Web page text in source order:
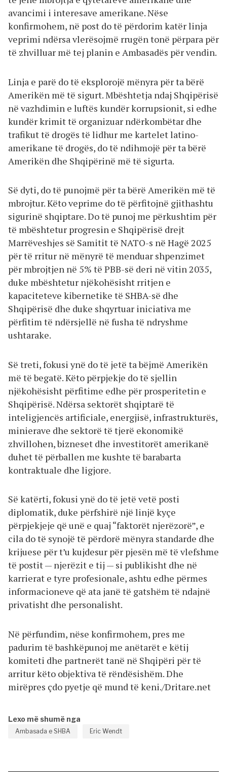
avancimi i interesave amerikane. Nëse
konfirmohem, në post do të përdorim katër linja
veprimi ndërsa vlerësojmë rrugën tonë përpara për
të zhvilluar më tej planin e Ambasadës për vendin.
Linja e parë do të eksplorojë mënyra për ta bërë
Amerikën më të sigurt. Mbështetja ndaj Shqipërisë
në vazhdimin e luftës kundër korrupsionit, si edhe
kundër krimit të organizuar ndërkombëtar dhe
trafikut të drogës të lidhur me kartelet latino-
amerikane të drogës, do të ndihmojë për ta bërë
Amerikën dhe Shqipërinë më të sigurta.
Së dyti, do të punojmë për ta bërë Amerikën më të
mbrojtur. Këto veprime do të përfitojnë gjithashtu
sigurinë shqiptare. Do të punoj me përkushtim për
të mbështetur progresin e Shqipërisë drejt
Marrëveshjes së Samitit të NATO-s në Hagë 2025
për të rritur në mënyrë të menduar shpenzimet
për mbrojtjen në 5% të PBB-së deri në vitin 2035,
duke mbështetur njëkohësisht rritjen e
kapaciteteve kibernetike të SHBA-së dhe
Shqipërisë dhe duke shqyrtuar iniciativa me
përfitim të ndërsjellë në fusha të ndryshme
ushtarake.
Së treti, fokusi ynë do të jetë ta bëjmë Amerikën
më të begatë. Këto përpjekje do të sjellin
njëkohësisht përfitime edhe për prosperitetin e
Shqipërisë. Ndërsa sektorët shqiptarë të
inteligjencës artificiale, energjisë, infrastrukturës,
minierave dhe sektorë të tjerë ekonomikë
zhvillohen, bizneset dhe investitorët amerikanë
duhet të përballen me kushte të barabarta
kontraktuale dhe ligjore.
Së katërti, fokusi ynë do të jetë vetë posti
diplomatik, duke përfshirë një linjë kyçe
përpjekjeje që unë e quaj “faktorët njerëzorë”, e
cila do të synojë të përdorë mënyra standarde dhe
krijuese për t’u kujdesur për pjesën më të vlefshme
të postit — njerëzit e tij — si publikisht dhe në
karrierat e tyre profesionale, ashtu edhe përmes
informacioneve që ata janë të gatshëm të ndajnë
privatisht dhe personalisht.
Në përfundim, nëse konfirmohem, pres me
padurim të bashkëpunoj me anëtarët e këtij
komiteti dhe partnerët tanë në Shqipëri për të
arritur këto objektiva të rëndësishëm. Dhe
mirëpres çdo pyetje që mund të keni./Dritare.net
Lexo më shumë nga
Ambasada e SHBA Eric Wendt